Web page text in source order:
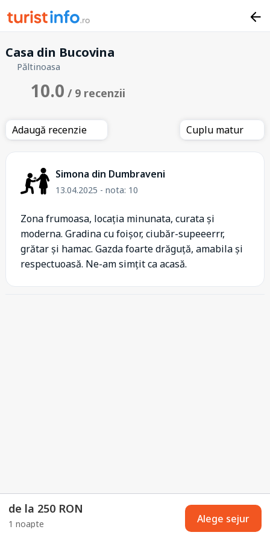
Casa din Bucovina
Păltinoasa
10.0 / 9 recenzii
Adaugă recenzie Cuplu matur
Simona din Dumbraveni
13.04.2025 - nota: 10
Zona frumoasa, locația minunata, curata și
moderna. Gradina cu foișor, ciubăr-supeeerrr,
grătar și hamac. Gazda foarte drăguță, amabila și
respectuoasă. Ne-am simțit ca acasă.
de la 250 RON
1 noapte Alege sejur